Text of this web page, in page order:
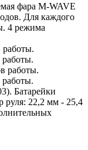
фара M-WAVE
Для каждого
4 режима
работы.
работы.
работы.
Батарейки
руля: 22,2 мм - 25,4